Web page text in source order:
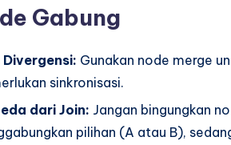
Gabung
Gunakan node merge
sinkronisasi.
dari Join: Jangan bingungkan
pilihan (A atau B),